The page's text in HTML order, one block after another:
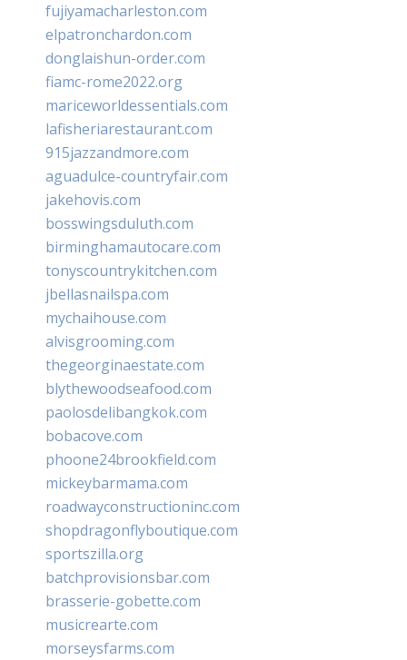
fujiyamacharleston.com
elpatronchardon.com
donglaishun-order.com
fiamc-rome2022.org
mariceworldessentials.com
lafisheriarestaurant.com
915jazzandmore.com
aguadulce-countryfair.com
jakehovis.com
bosswingsduluth.com
birminghamautocare.com
tonyscountrykitchen.com
jbellasnailspa.com
mychaihouse.com
alvisgrooming.com
thegeorginaestate.com
blythewoodseafood.com
paolosdelibangkok.com
bobacove.com
phoone24brookfield.com
mickeybarmama.com
roadwayconstructioninc.com
shopdragonflyboutique.com
sportszilla.org
batchprovisionsbar.com
brasserie-gobette.com
musicrearte.com
morseysfarms.com